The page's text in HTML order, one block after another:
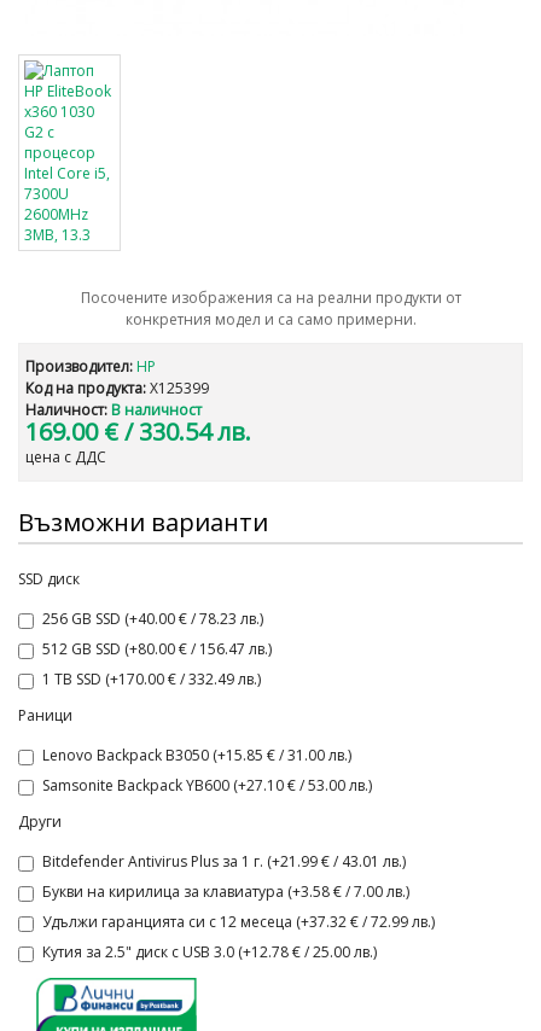
Посочените изображения са на реални продукти от
конкретния модел и са само примерни.
Производител: HP
Код на продукта:X125399
Наличност: В наличност
169.00 €/ 330.54 лв.
цена с ДДС
Възможни варианти
SSD диск
256 GB SSD (+40.00 € / 78.23 лв.)
512 GB SSD (+80.00 € / 156.47 лв.)
1 TB SSD (+170.00 € / 332.49 лв.)
Раници
Lenovo Backpack B3050 (+15.85 € / 31.00 лв.)
Samsonite Backpack YB600 (+27.10 € / 53.00 лв.)
Други
Bitdefender Antivirus Plus за 1 г. (+21.99 € / 43.01 лв.)
Букви на кирилица за клавиатура (+3.58 € / 7.00 лв.)
Удължи гаранцията си с 12 месеца (+37.32 € / 72.99 лв.)
Кутия за 2.5" диск с USB 3.0 (+12.78 € / 25.00 лв.)